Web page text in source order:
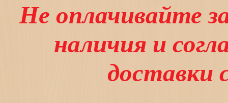
Не оплачивайте
наличия и
доставки